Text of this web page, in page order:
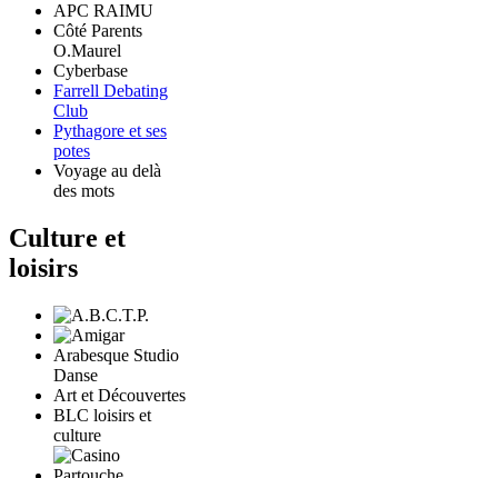
APC RAIMU
Côté Parents
O.Maurel
Cyberbase
Farrell Debating
Club
Pythagore et ses
potes
Voyage au delà
des mots
Culture et
loisirs
Arabesque Studio
Danse
Art et Découvertes
BLC loisirs et
culture